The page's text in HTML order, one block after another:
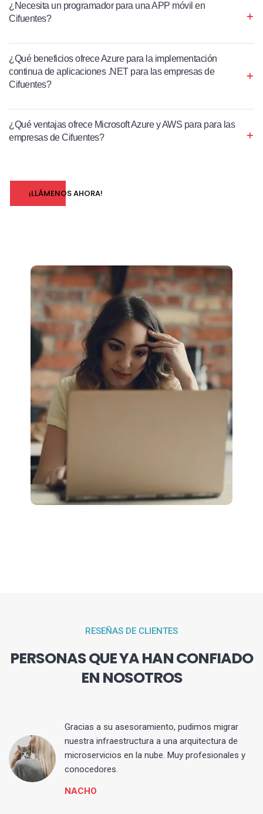
¿Necesita un programador para una APP móvil en
Cifuentes?
¿Qué beneficios ofrece Azure para la implementación
continua de aplicaciones .NET para las empresas de
Cifuentes?
¿Qué ventajas ofrece Microsoft Azure y AWS para para las
empresas de Cifuentes?
¡LLÁMENOS AHORA!
RESEÑAS DE CLIENTES
PERSONAS QUE YA HAN CONFIADO
EN NOSOTROS
Gracias a su asesoramiento, pudimos migrar
nuestra infraestructura a una arquitectura de
microservicios en la nube. Muy profesionales y
conocedores.
NACHO